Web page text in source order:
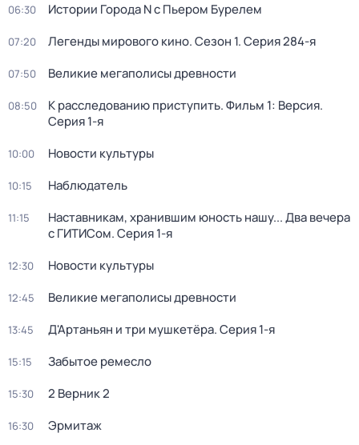
06:30 Истории Города N с Пьером Бурелем
07:20 Легенды мирового кино. Сезон 1. Серия 284-я
07:50 Великие мегаполисы древности
08:50 К расследованию приступить. Фильм 1: Версия.
Серия 1-я
10:00 Новости культуры
10:15 Наблюдатель
11:15
Наставникам, хранившим юность нашу... Два вечера
с ГИТИСом. Серия 1-я
12:30 Новости культуры
12:45 Великие мегаполисы древности
13:45 Д'Артаньян и три мушкетёра. Серия 1-я
15:15 Забытое ремесло
15:30 2 Верник 2
16:30 Эрмитаж